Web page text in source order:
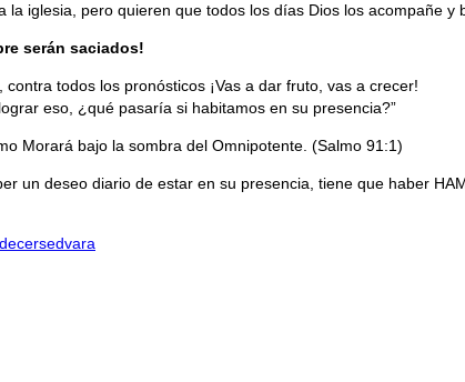
la iglesia, pero quieren que todos los días Dios los acompañe y
serán saciados!
todos los pronósticos ¡Vas a dar fruto, vas a crecer!
eso, ¿qué pasaría si habitamos en su presencia?”
Morará bajo la sombra del Omnipotente. (Salmo 91:1)
un deseo diario de estar en su presencia, tiene que haber
sedvara